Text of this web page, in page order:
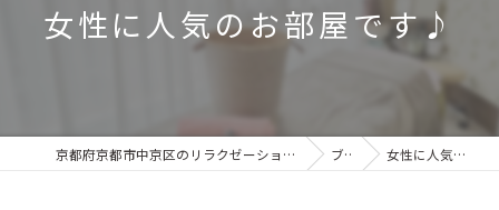
女性に人気のお部屋です♪
京都府京都市中京区のリラクゼーションなら朱雀ボディーサロンKIRARA ブログ 女性に人気のお部屋です♪